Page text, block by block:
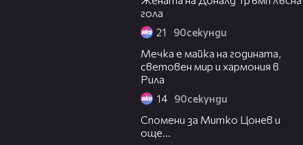
гола
21 90секунди
Мечка е майка на годината,
световен мир и хармония в
Рила
14 90секунди
Спомени за Митко Цонев и
още...